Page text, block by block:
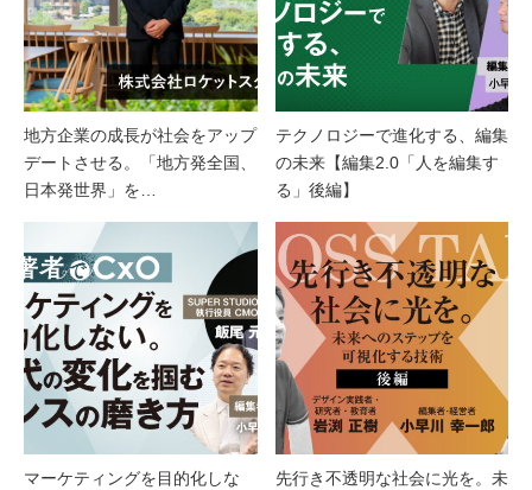
地方企業の成長が社会をアップ
デートさせる。「地方発全国、
日本発世界」を…
テクノロジーで進化する、編集
の未来【編集2.0「人を編集す
る」後編】
マーケティングを目的化しな 先行き不透明な社会に光を。未